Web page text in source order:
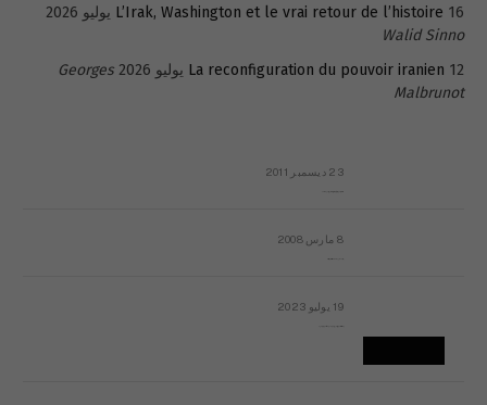
L’Irak, Washington et le vrai retour de l’histoire 16 يوليو 2026
Walid Sinno
La reconfiguration du pouvoir iranien 12 يوليو 2026
Georges
Malbrunot
23 ديسمبر 2011
8 مارس 2008
19 يوليو 2023